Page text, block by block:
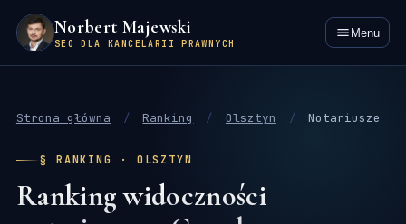
Norbert Majewski
SEO DLA KANCELARII PRAWNYCH
Menu
Strona główna / Ranking / Olsztyn / Notariusze
§ RANKING · OLSZTYN
Ranking widoczności